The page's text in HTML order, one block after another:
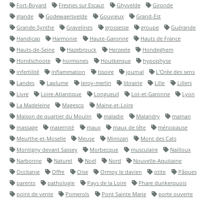
Fort-Boyard
Fresnes sur Escaut Ghyvelde
Gironde
glande
Godewaersvelde Gouvieux
Grand-Est
Grande-Synthe
Gravelines grossesse groupe
Guérande
Handicap
Harmonie Haute-Garonne
Hauts de France
Hauts-de-Seine
Hazebrouck Herzeele
Hondeghem
Hondschoote
hormones Houtkerque
hypophyse
infertilité
inflammation Issoire journal
L'Orée des sens
Landes
Laplume leroy-merlin librairie Lille
Lillers
Livre
Loire-Atlantique Longueuil Lot-et-Garonne
Lyon
La Madeleine
Magescq
Maine-et-Loire
Maison de quartier du Moulin
maladie Malandry
maman
massage
maternité maux maux de tête
ménopause
Meurthe-et-Moselle
Meuse Mimizan
Mont des Cats
Montigny devant Sassey
Morbecque musculaire
Nailloux
Narbonne
Naturel Noël Nord
Nouvelle-Aquitaine
Occitanie
Offre Oise Ormoy le davien otite
Pâques
parents
pathologie Pays de la Loire
Phare dunkerquois
point de vente
Pomerols Pont Sainte Marie
porte ouverte